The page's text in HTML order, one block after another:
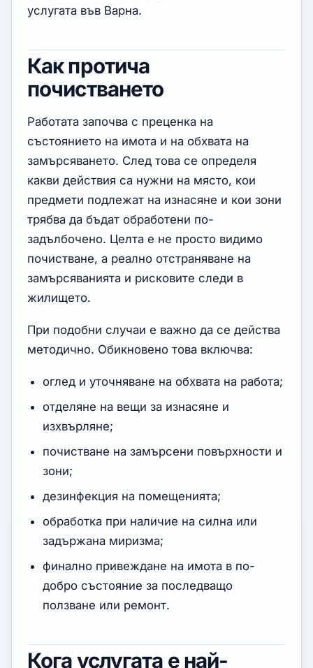
услугата във Варна.
Как протича
почистването
Работата започва с преценка на
състоянието на имота и на обхвата на
замърсяването. След това се определя
какви действия са нужни на място, кои
предмети подлежат на изнасяне и кои зони
трябва да бъдат обработени по-
задълбочено. Целта е не просто видимо
почистване, а реално отстраняване на
замърсяванията и рисковите следи в
жилището.
При подобни случаи е важно да се действа
методично. Обикновено това включва:
оглед и уточняване на обхвата на работа;
отделяне на вещи за изнасяне и
изхвърляне;
почистване на замърсени повърхности и
зони;
дезинфекция на помещенията;
обработка при наличие на силна или
задържана миризма;
финално привеждане на имота в по-
добро състояние за последващо
ползване или ремонт.
Кога услугата е най-